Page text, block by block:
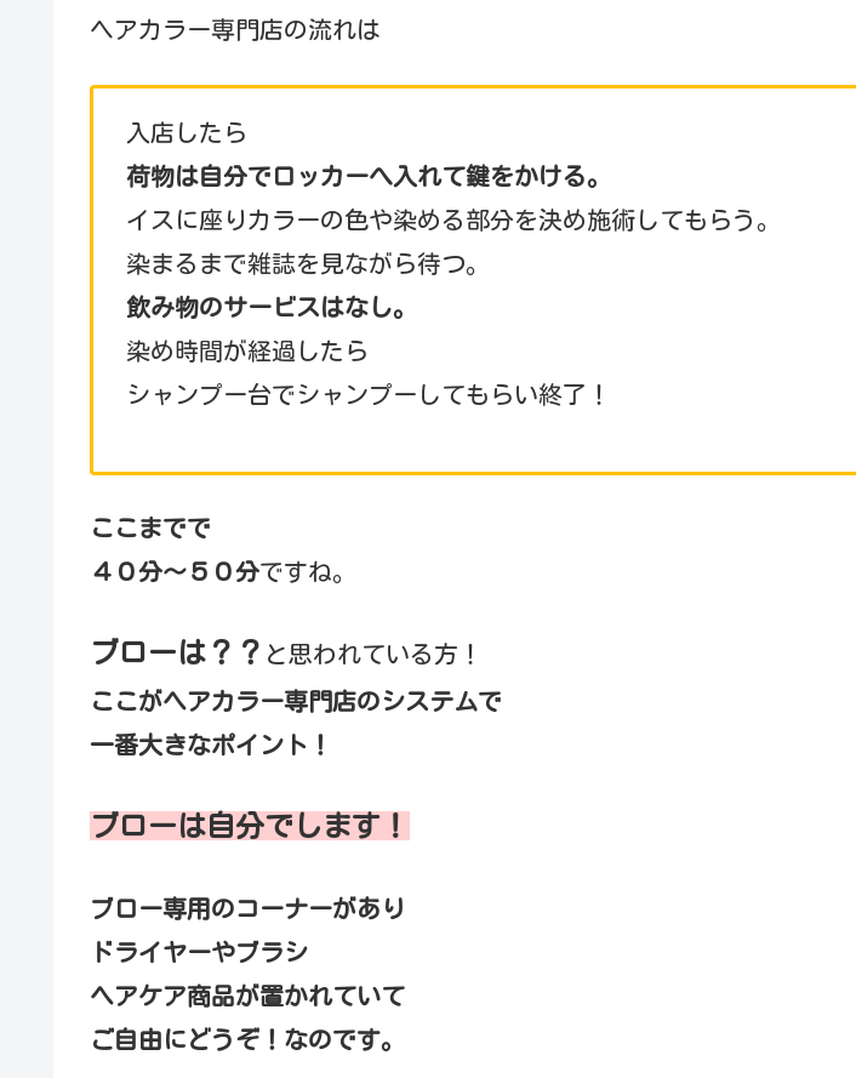
ヘアカラー専門店の流れは
入店したら
荷物は自分でロッカーへ入れて鍵をかける。
イスに座りカラーの色や染める部分を決め施術してもらう。
染まるまで雑誌を見ながら待つ。
飲み物のサービスはなし。
染め時間が経過したら
シャンプー台でシャンプーしてもらい終了！
ここまでで
４０分～５０分ですね。
ブローは？？ と思われている方！
ここがヘアカラー専門店のシステムで
一番大きなポイント！
ブローは自分でします！
ブロー専用のコーナーがあり
ドライヤーやブラシ
ヘアケア商品が置かれていて
ご自由にどうぞ！なのです。